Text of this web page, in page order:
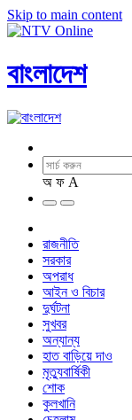
Skip to main content
বাংলাদেশ
অ ফ A
রাজনীতি
সরকার
অপরাধ
আইন ও বিচার
দুর্ঘটনা
সুখবর
অন্যান্য
হাত বাড়িয়ে দাও
মৃত্যুবার্ষিকী
শোক
কুলখানি